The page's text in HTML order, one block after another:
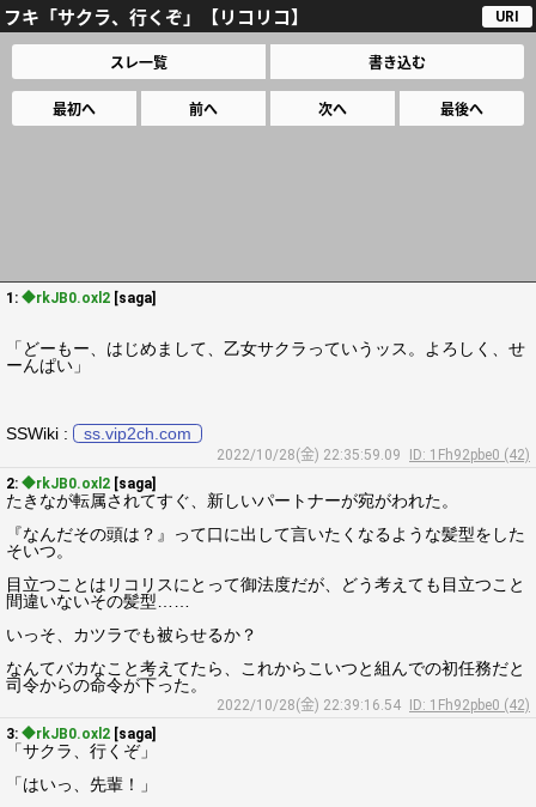
フキ「サクラ、行くぞ」【リコリコ】 URI
スレ一覧 書き込む
最初へ 前へ 次へ 最後へ
1: ◆rkJB0.oxl2 [saga]
「どーもー、はじめまして、乙女サクラっていうッス。よろしく、せ
ーんぱい」
SSWiki : ss.vip2ch.com
2022/10/28(金) 22:35:59.09
ID: 1Fh92pbe0 (42)
2: ◆rkJB0.oxl2 [saga]
たきなが転属されてすぐ、新しいパートナーが宛がわれた。
『なんだその頭は？』って口に出して言いたくなるような髪型をした
そいつ。
目立つことはリコリスにとって御法度だが、どう考えても目立つこと
間違いないその髪型……
いっそ、カツラでも被らせるか？
なんてバカなこと考えてたら、これからこいつと組んでの初任務だと
司令からの命令が下った。
2022/10/28(金) 22:39:16.54
ID: 1Fh92pbe0 (42)
3: ◆rkJB0.oxl2 [saga]
「サクラ、行くぞ」
「はいっ、先輩！」